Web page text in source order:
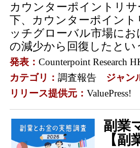
カウンターポイントリサ
下、カウンターポイン
ッチグローバル市場にお
の減少から回復したとい
発表： Counterpoint Research
カテゴリ： 調査報告 ジャン
リリース提供元： ValuePress!
副業
【